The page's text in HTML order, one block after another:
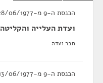
הכנסת ה-9 מ-28/06/1977 עד 20/07/1981
ועדת העלייה והקליטה
חבר ועדה
הכנסת ה-9 מ-13/06/1977 עד 20/07/1981